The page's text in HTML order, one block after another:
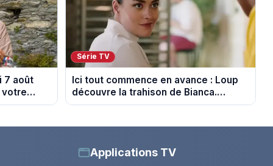
7 août
votre
Série TV
Ici tout commence en avance : Loup
découvre la trahison de Bianca.
Episode du 10 août 2026 (spoiler)
Applications TV